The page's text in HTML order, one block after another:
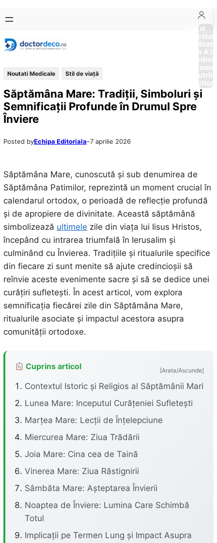
conținut
content
Boli si
Afectiuni
Sănătate
de la A
Noutati Medicale Stil de viaţă
Săptămâna Mare: Tradiții, Simboluri și
Semnificații Profunde în Drumul Spre
Înviere
Posted byEchipa Editoriala–7 aprilie 2026
Săptămâna Mare, cunoscută și sub denumirea de
Săptămâna Patimilor, reprezintă un moment crucial în
calendarul ortodox, o perioadă de reflecție profundă
și de apropiere de divinitate. Această săptămână
simbolizează ultimele zile din viața lui Iisus Hristos,
începând cu intrarea triumfală în Ierusalim și
culminând cu Învierea. Tradițiile și ritualurile specifice
din fiecare zi sunt menite să ajute credincioșii să
reînvie aceste evenimente sacre și să se dedice unei
curățiri sufletești. În acest articol, vom explora
semnificația fiecărei zile din Săptămâna Mare,
ritualurile asociate și impactul acestora asupra
comunității ortodoxe.
Cuprins articol [Arata/Ascunde]
Contextul Istoric și Religios al Săptămânii Mari
Lunea Mare: Inceputul Curățeniei Sufletești
Marțea Mare: Lecții de Înțelepciune
Miercurea Mare: Ziua Trădării
Joia Mare: Cina cea de Taină
Vinerea Mare: Ziua Răstignirii
Sâmbăta Mare: Așteptarea Învierii
Noaptea de Înviere: Lumina Care Schimbă
Totul
Implicații pe Termen Lung și Impact Asupra